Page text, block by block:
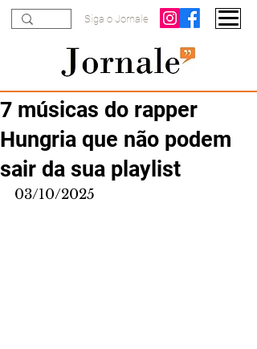
Siga o Jornale
7 músicas do rapper
Hungria que não podem
sair da sua playlist
03/10/2025